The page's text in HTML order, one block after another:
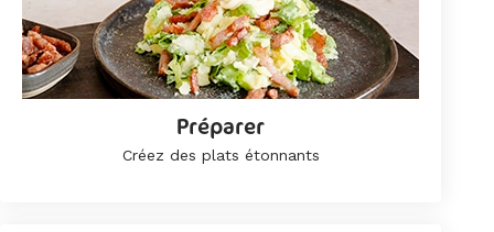
Préparer
Créez des plats étonnants